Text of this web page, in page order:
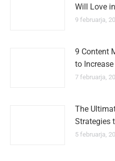
Will Love
9 februarja,
9 Content
to
7 februarja,
The
Strategies
5 februarja,